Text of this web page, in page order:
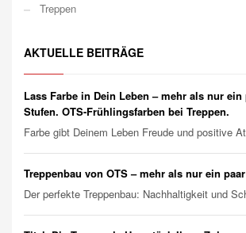
Treppen
AKTUELLE BEITRÄGE
Lass Farbe in Dein Leben – mehr als nur ein
Stufen. OTS-Frühlingsfarben bei Treppen.
Farbe gibt Deinem Leben Freude und positive
Treppenbau von OTS – mehr als nur ein
Der perfekte Treppenbau: Nachhaltigkeit und